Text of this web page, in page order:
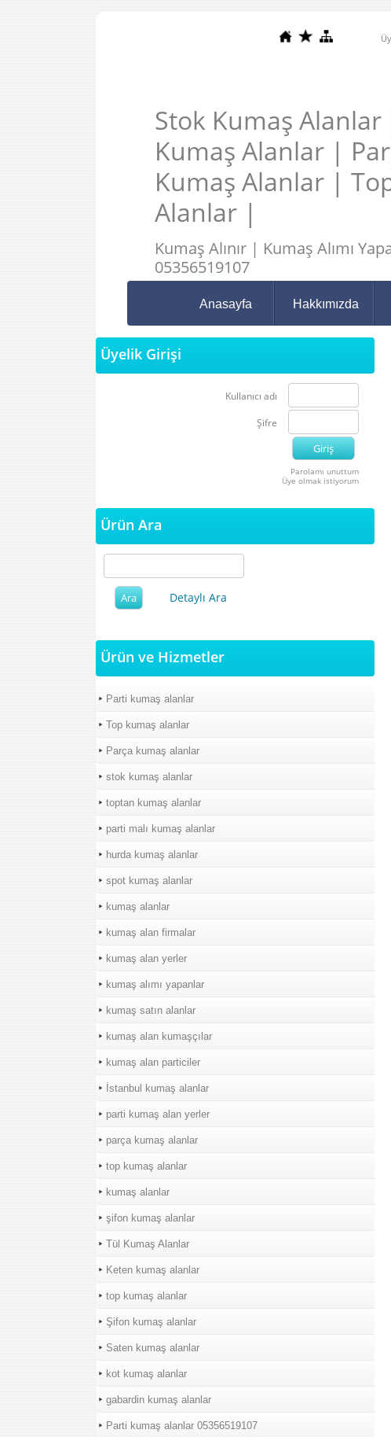
Stok Kumaş
Kumaş Alanlar |
Kumaş Alanlar |
Alanlar |
Kumaş Alınır | Kumaş Alımı
05356519107
Anasayfa Hakkımızda
Üyelik Girişi
Kullanıcı adı
Şifre
Parolamı unuttum
Üye olmak istiyorum
Ürün Ara
Detaylı Ara
Ürün ve Hizmetler
Parti kumaş alanlar
Top kumaş alanlar
Parça kumaş alanlar
stok kumaş alanlar
toptan kumaş alanlar
parti malı kumaş alanlar
hurda kumaş alanlar
spot kumaş alanlar
kumaş alanlar
kumaş alan firmalar
kumaş alan yerler
kumaş alımı yapanlar
kumaş satın alanlar
kumaş alan kumaşçılar
kumaş alan particiler
İstanbul kumaş alanlar
parti kumaş alan yerler
parça kumaş alanlar
top kumaş alanlar
kumaş alanlar
şifon kumaş alanlar
Tül Kumaş Alanlar
Keten kumaş alanlar
top kumaş alanlar
Şifon kumaş alanlar
Saten kumaş alanlar
kot kumaş alanlar
gabardin kumaş alanlar
Parti kumaş alanlar 05356519107